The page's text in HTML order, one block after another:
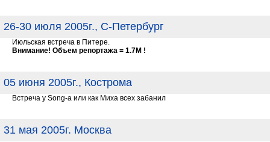
26-30 июля 2005г., С-Петербург
Июльская встреча в Питере.
Внимание! Объем репортажа = 1.7М !
05 июня 2005г., Кострома
Встреча у Song-а или как Миха всех забанил
31 мая 2005г. Москва